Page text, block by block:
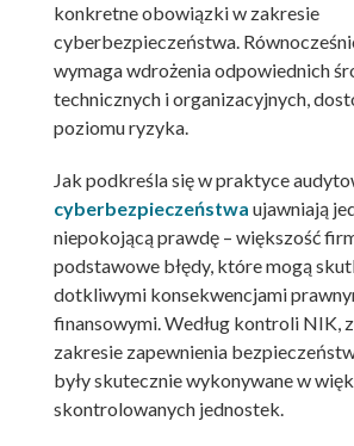
konkretne obowiązki w zakresie
cyberbezpieczeństwa.
wymaga wdrożenia odpowiednich
technicznych i organizacyjnych,
poziomu ryzyka.
Jak podkreśla się w praktyce
cyberbezpieczeństwa ujawniają
niepokojącą prawdę – większość
podstawowe błędy, które mogą
dotkliwymi konsekwencjami
finansowymi. Według kontroli NIK,
zakresie zapewnienia
były skutecznie wykonywane w
skontrolowanych jednostek.